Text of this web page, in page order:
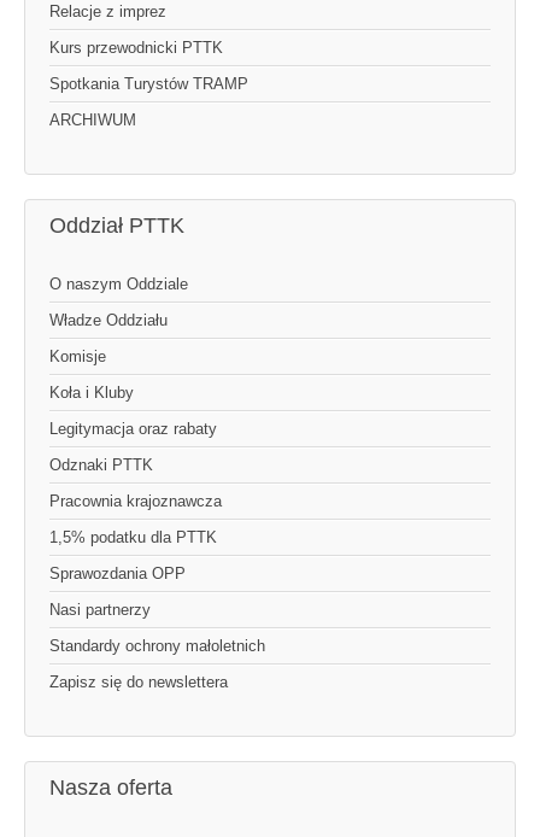
Relacje z imprez
Kurs przewodnicki PTTK
Spotkania Turystów TRAMP
ARCHIWUM
Oddział PTTK
O naszym Oddziale
Władze Oddziału
Komisje
Koła i Kluby
Legitymacja oraz rabaty
Odznaki PTTK
Pracownia krajoznawcza
1,5% podatku dla PTTK
Sprawozdania OPP
Nasi partnerzy
Standardy ochrony małoletnich
Zapisz się do newslettera
Nasza oferta